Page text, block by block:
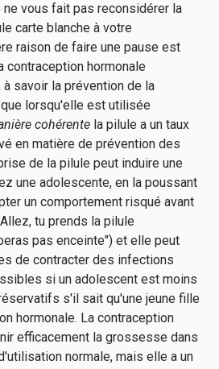
vous fait pas reconsidérer la
carte blanche à votre
raison de faire une pause est
contraception hormonale
à savoir la prévention de la
lorsqu'elle est utilisée
cohérente la pilule a un taux
en matière de prévention des
de la pilule peut induire une
une adolescente, en la poussant
un comportement risqué avant
tu prends la pilule
pas enceinte") et elle peut
de contracter des infections
si un adolescent est moins
s'il sait qu'une jeune fille
hormonale. La contraception
efficacement la grossesse dans
normale, mais elle a un